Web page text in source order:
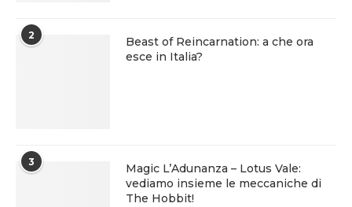
2
Beast of Reincarnation: a che ora
esce in Italia?
3
Magic L’Adunanza – Lotus Vale:
vediamo insieme le meccaniche di
The Hobbit!